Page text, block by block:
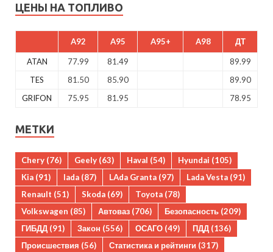
ЦЕНЫ НА ТОПЛИВО
A92 A95 A95+ A98 ДТ
ATAN 77.99 81.49
89.99
TES
81.50 85.90
89.90
GRIFON
75.95 81.95 78.95
МЕТКИ
Chery (76) Geely (63) Haval (54) Hyundai (105)
Kia (91) lada (87) LAda Granta (97) Lada Vesta (91)
Renault (51) Skoda (69) Toyota (78)
Volkswagen (85) Автоваз (706) Безопасность (209)
ГИБДД (91) Закон (556) ОСАГО (49) ПДД (136)
Происшествия (56) Статистика и рейтинги (317)